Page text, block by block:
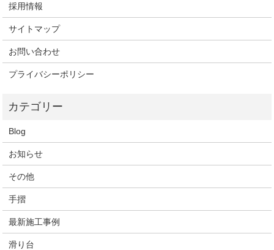
採用情報
サイトマップ
お問い合わせ
プライバシーポリシー
Blog
お知らせ
その他
手摺
最新施工事例
滑り台